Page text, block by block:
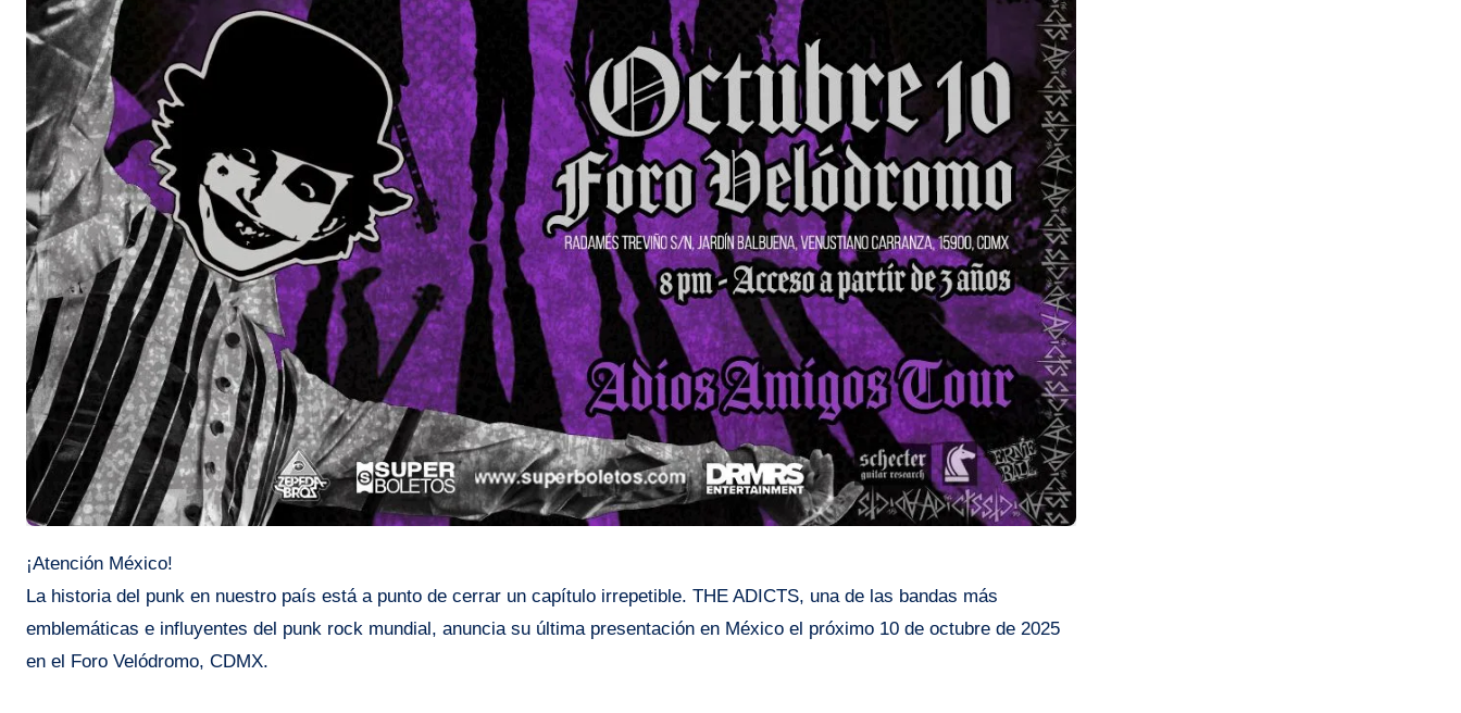
¡Atención México!
La historia del punk en nuestro país está a punto de cerrar un capítulo irrepetible. THE ADICTS, una de las bandas más
emblemáticas e influyentes del punk rock mundial, anuncia su última presentación en México el próximo 10 de octubre de 2025
en el Foro Velódromo, CDMX.